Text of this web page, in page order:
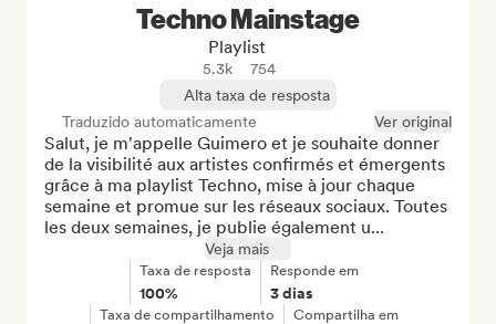
Techno Mainstage
Playlist
5.3k
754
Alta taxa de resposta
Traduzido automaticamente
Ver original
Salut, je m'appelle Guimero et je souhaite donner
de la visibilité aux artistes confirmés et émergents
grâce à ma playlist Techno, mise à jour chaque
semaine et promue sur les réseaux sociaux. Toutes
les deux semaines, je publie également u...
Veja mais
Taxa de resposta
100%
Responde em
3 dias
Taxa de compartilhamento Compartilha em